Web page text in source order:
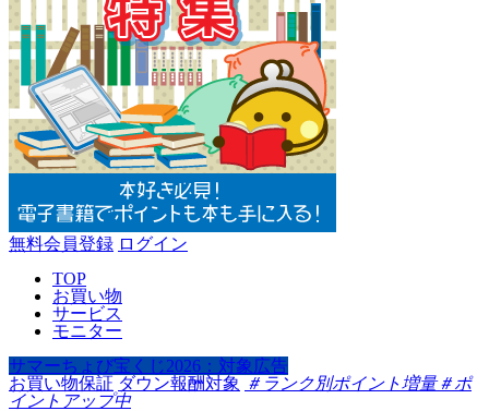
無料会員登録 ログイン
TOP
お買い物
サービス
モニター
サマーちょび宝くじ2026：対象広告
お買い物保証 ダウン報酬対象 ＃ランク別ポイント増量＃ポ
イントアップ中